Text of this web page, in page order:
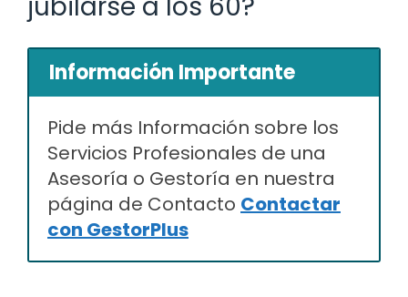
Información Importante
Pide más Información sobre los
Servicios Profesionales de una
Asesoría o Gestoría en nuestra
página de Contacto Contactar
con GestorPlus